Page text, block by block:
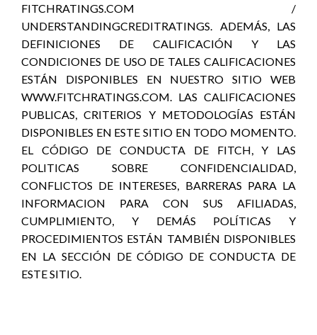
FITCHRATINGS.COM /
UNDERSTANDINGCREDITRATINGS. ADEMÁS, LAS
DEFINICIONES DE CALIFICACIÓN Y LAS
CONDICIONES DE USO DE TALES CALIFICACIONES
ESTÁN DISPONIBLES EN NUESTRO SITIO WEB
WWW.FITCHRATINGS.COM. LAS CALIFICACIONES
PUBLICAS, CRITERIOS Y METODOLOGÍAS ESTÁN
DISPONIBLES EN ESTE SITIO EN TODO MOMENTO.
EL CÓDIGO DE CONDUCTA DE FITCH, Y LAS
POLITICAS SOBRE CONFIDENCIALIDAD,
CONFLICTOS DE INTERESES, BARRERAS PARA LA
INFORMACION PARA CON SUS AFILIADAS,
CUMPLIMIENTO, Y DEMÁS POLÍTICAS Y
PROCEDIMIENTOS ESTÁN TAMBIÉN DISPONIBLES
EN LA SECCIÓN DE CÓDIGO DE CONDUCTA DE
ESTE SITIO.